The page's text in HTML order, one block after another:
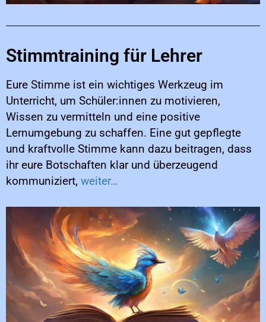
Stimmtraining für Lehrer
Eure Stimme ist ein wichtiges Werkzeug im
Unterricht, um Schüler:innen zu motivieren,
Wissen zu vermitteln und eine positive
Lernumgebung zu schaffen. Eine gut gepflegte
und kraftvolle Stimme kann dazu beitragen, dass
ihr eure Botschaften klar und überzeugend
kommuniziert, weiter…